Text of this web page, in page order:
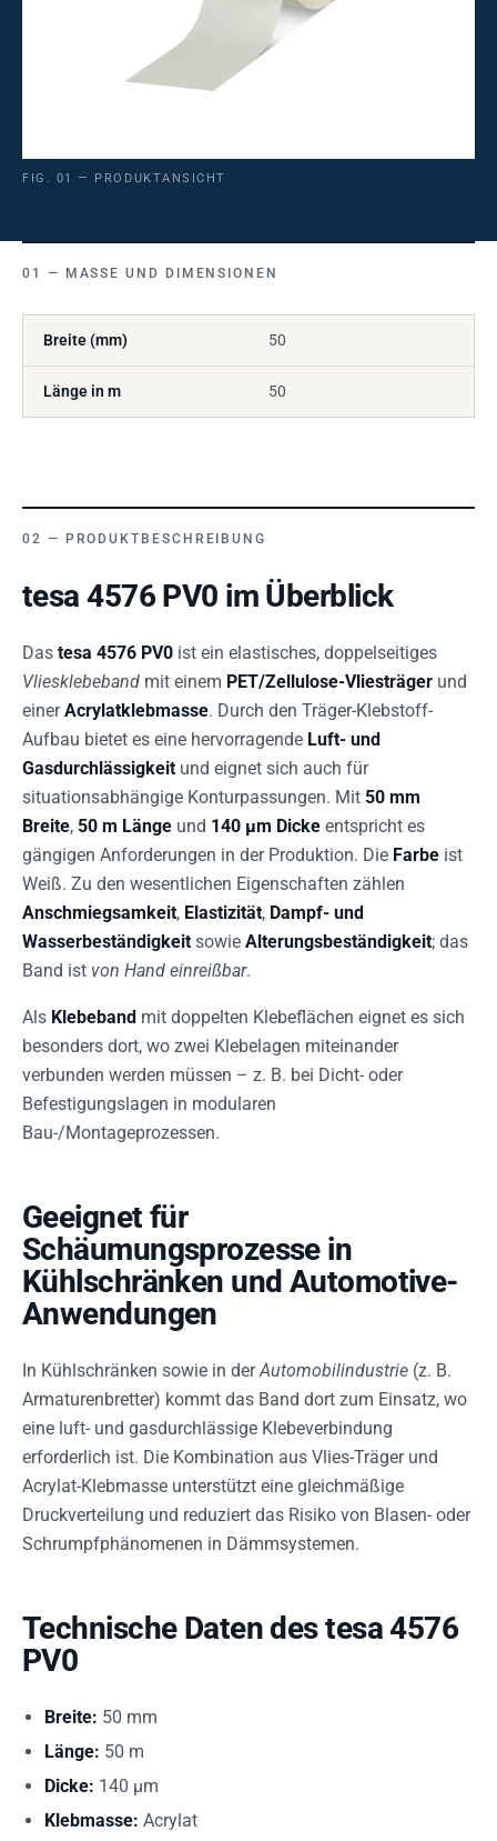
FIG. 01 — PRODUKTANSICHT
MASSE UND DIMENSIONEN
Breite (mm) 50
Länge in m 50
PRODUKTBESCHREIBUNG
tesa 4576 PV0 im Überblick
Das tesa 4576 PV0 ist ein elastisches, doppelseitiges
Vliesklebeband mit einem PET/Zellulose-Vliesträger und
einerAcrylatklebmasse. Durch den Träger-Klebstoff-
Aufbau bietet es eine hervorragende Luft- und
Gasdurchlässigkeit und eignet sich auch für
situationsabhängige Konturpassungen. Mit 50 mm
Breite, 50 m Länge und 140 µm Dicke entspricht es
gängigen Anforderungen in der Produktion. Die Farbe ist
Weiß. Zu den wesentlichen Eigenschaften zählen
Anschmiegsamkeit, Elastizität, Dampf- und
Wasserbeständigkeit sowie Alterungsbeständigkeit; das
Band ist von Hand einreißbar.
Als Klebeband mit doppelten Klebeflächen eignet es sich
besonders dort, wo zwei Klebelagen miteinander
verbunden werden müssen – z. B. bei Dicht- oder
Befestigungslagen in modularen
Bau-/Montageprozessen.
Geeignet für
Schäumungsprozesse in
Kühlschränken und Automotive-
Anwendungen
In Kühlschränken sowie in derAutomobilindustrie (z. B.
Armaturenbretter) kommt das Band dort zum Einsatz, wo
eine luft- und gasdurchlässige Klebeverbindung
erforderlich ist. Die Kombination aus Vlies-Träger und
Acrylat-Klebmasse unterstützt eine gleichmäßige
Druckverteilung und reduziert das Risiko von Blasen- oder
Schrumpfphänomenen in Dämmsystemen.
Technische Daten des tesa 4576
PV0
Breite: 50 mm
Länge: 50 m
Dicke: 140 µm
Klebmasse: Acrylat